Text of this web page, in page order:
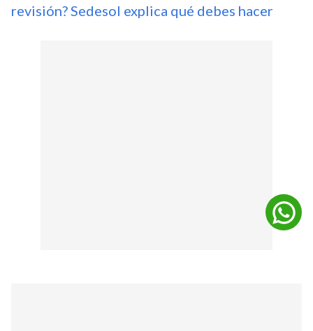
revisión? Sedesol explica qué debes hacer